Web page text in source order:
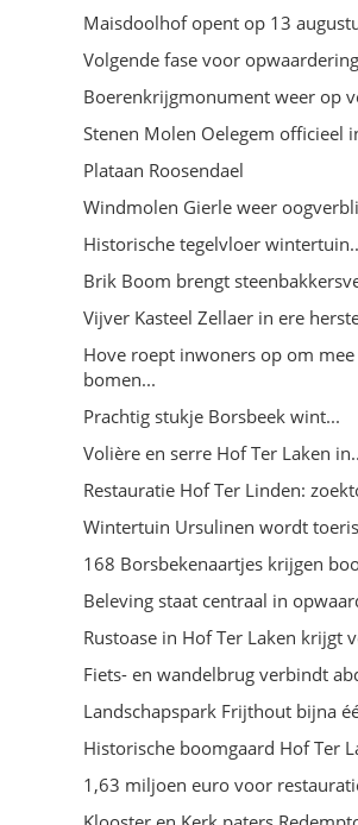
Maisdoolhof opent op 13
Volgende fase voor
Boerenkrijgmonument weer op
Stenen Molen Oelegem officieel
Plataan Roosendael
Windmolen Gierle weer
Historische tegelvloer
Brik Boom brengt
Vijver Kasteel Zellaer in ere
Hove roept inwoners op om
bomen...
Prachtig stukje Borsbeek wint...
Volière en serre Hof Ter Laken
Restauratie Hof Ter Linden:
Wintertuin Ursulinen wordt
168 Borsbekenaartjes krijgen
Beleving staat centraal in
Rustoase in Hof Ter Laken krijgt
Fiets- en wandelbrug verbindt
Landschapspark Frijthout bijna
Historische boomgaard Hof Ter
1,63 miljoen euro voor